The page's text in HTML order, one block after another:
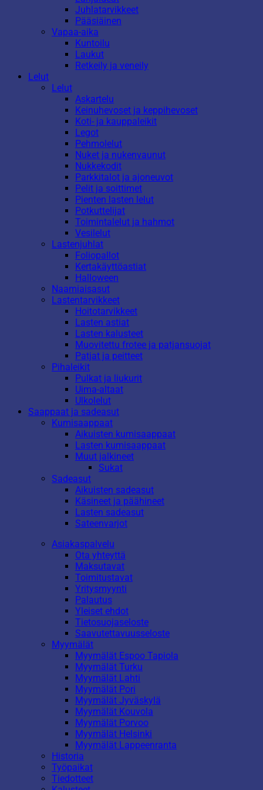
Juhlatarvikkeet
Pääsiäinen
Vapaa-aika
Kuntoilu
Laukut
Retkeily ja veneily
Lelut
Lelut
Askartelu
Keinuhevoset ja keppihevoset
Koti- ja kauppaleikit
Legot
Pehmolelut
Nuket ja nukenvaunut
Nukkekodit
Parkkitalot ja ajoneuvot
Pelit ja soittimet
Pienten lasten lelut
Potkuttelijat
Toimintalelut ja hahmot
Vesilelut
Lastenjuhlat
Foliopallot
Kertakäyttöastiat
Halloween
Naamiaisasut
Lastentarvikkeet
Hoitotarvikkeet
Lasten astiat
Lasten kalusteet
Muovitettu frotee ja patjansuojat
Patjat ja peitteet
Pihaleikit
Pulkat ja liukurit
Uima-altaat
Ulkolelut
Saappaat ja sadeasut
Kumisaappaat
Aikuisten kumisaappaat
Lasten kumisaappaat
Muut jalkineet
Sukat
Sadeasut
Aikuisten sadeasut
Käsineet ja päähineet
Lasten sadeasut
Sateenvarjot
Asiakaspalvelu
Ota yhteyttä
Maksutavat
Toimitustavat
Yritysmyynti
Palautus
Yleiset ehdot
Tietosuojaseloste
Saavutettavuusseloste
Myymälät
Myymälät Espoo Tapiola
Myymälät Turku
Myymälät Lahti
Myymälät Pori
Myymälät Jyväskylä
Myymälät Kouvola
Myymälät Porvoo
Myymälät Helsinki
Myymälät Lappeenranta
Historia
Työpaikat
Tiedotteet